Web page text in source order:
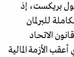
بريكست، إذ
للبرلمان
الاتحاد
الأزمة المالية